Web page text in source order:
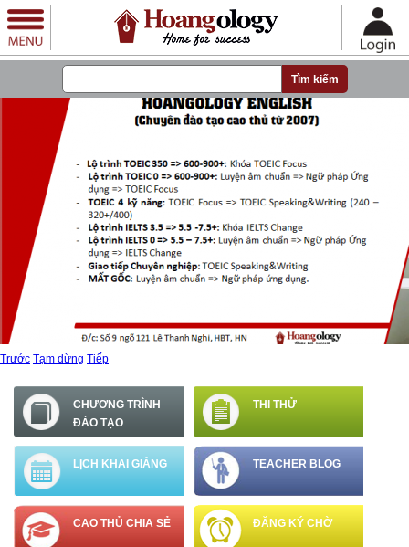
Nhảy đến nội dung
Trước Tạm dừng Tiếp
CHƯƠNG TRÌNH
ĐÀO TẠO
THI THỬ
LỊCH KHAI GIẢNG TEACHER BLOG
CAO THỦ CHIA SẺ ĐĂNG KÝ CHỜ